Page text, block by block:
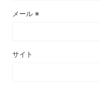
メール ※
サイト